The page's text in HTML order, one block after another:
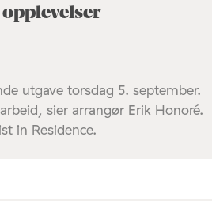
utgave torsdag 5. september.
sier arrangør Erik Honoré.
in Residence.